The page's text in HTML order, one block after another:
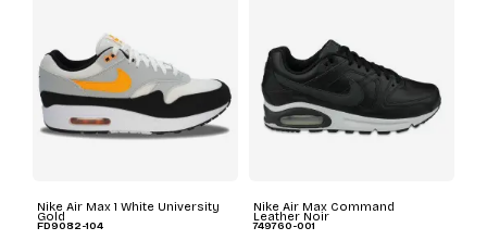
Nike Air Max 1 White University
Gold
FD9082-104
Nike Air Max Command
Leather Noir
749760-001